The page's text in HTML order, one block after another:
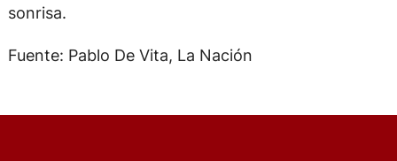
sonrisa.
Fuente: Pablo De Vita, La Nación